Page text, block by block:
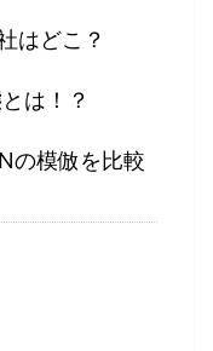
はどこ？
は！？
の模倣を比較